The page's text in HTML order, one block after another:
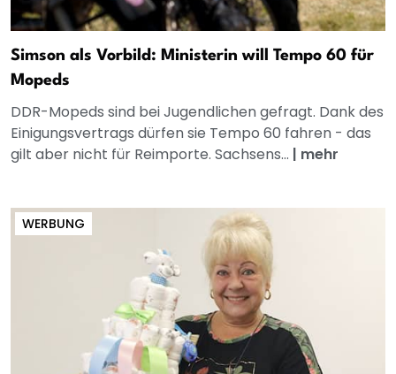
Simson als Vorbild: Ministerin will Tempo 60 für
Mopeds
DDR-Mopeds sind bei Jugendlichen gefragt. Dank des
Einigungsvertrags dürfen sie Tempo 60 fahren - das
gilt aber nicht für Reimporte. Sachsens... | mehr
WERBUNG